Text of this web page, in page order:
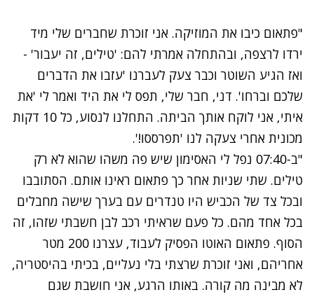
נתקלנו בבעיה
נסה שוב
"פתאום כיבו את המוזיקה. אני זוכרת שחברים שלי מיד
ירדו לרצפה, ובהתחלה אמרתי להם: 'טילים, זה יעבור' -
ואז הגיע השוטר וכבר צעק לעברנו 'עזבו את הדברים
שלכם וברחו'. דני, חבר שלי, תפס לי את היד ואמר לי 'את
איתי, אני לוקח אותך הביתה. התחלנו לנסוע, כל 10 דקות
מכונית אחרי צעקה לנו 'תפרססו!'.
"ב-07:40 נפל לי האסימון שיש פה משהו שהוא לא רק
טילים. שתי שניות אחר כך פתאום ראינו אותם. הסתובבו
ובכל צד של הכביש היו טנדרים עם בערך שישה מחבלים
בכל אחד מהם. כל פעם שראיתי רכב לבן חשבתי שזהו, זה
הסוף. פתאום האוטו הפסיק לעבוד, עצרנו 200 מטר
אחריהם, ואני זוכרת שרצתי בלי נעליים, בכיתי בהיסטריה,
לא מבינה מה קורה. באותו הרגע, אני חושבת שגם